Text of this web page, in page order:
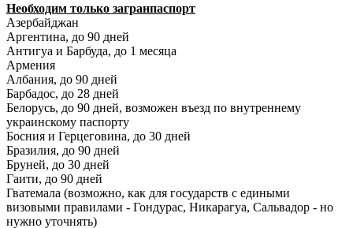
Необходим только загранпаспорт
Азербайджан
Аргентина, до 90 дней
Антигуа и Барбуда, до 1 месяца
Армения
Албания, до 90 дней
Барбадос, до 28 дней
Белорусь, до 90 дней, возможен въезд по внутреннему
украинскому паспорту
Босния и Герцеговина, до 30 дней
Бразилия, до 90 дней
Бруней, до 30 дней
Гаити, до 90 дней
Гватемала (возможно, как для государств с едиными
визовыми правилами - Гондурас, Никарагуа, Сальвадор - но
нужно уточнять)